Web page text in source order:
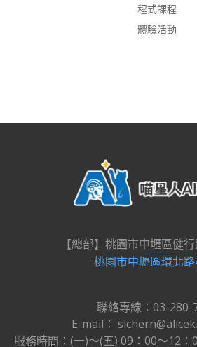
程式課程
體驗活動
【總部】桃園市中壢區健
桃園市中壢區環北路
聯絡專線：03-280-
E-mail：
服務時間：(一)～(五) 09：00～12